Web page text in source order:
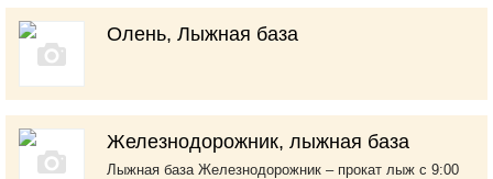
Олень, Лыжная база
Железнодорожник, лыжная база
Лыжная база Железнодорожник – прокат лыж с 9:00